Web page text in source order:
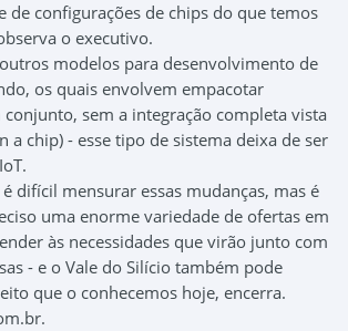
de configurações de chips do que temos
o executivo.
modelos para desenvolvimento de
os quais envolvem empacotar
sem a integração completa vista
a chip) - esse tipo de sistema deixa de ser
difícil mensurar essas mudanças, mas é
uma enorme variedade de ofertas em
às necessidades que virão junto com
- e o Vale do Silício também pode
que o conhecemos hoje, encerra.